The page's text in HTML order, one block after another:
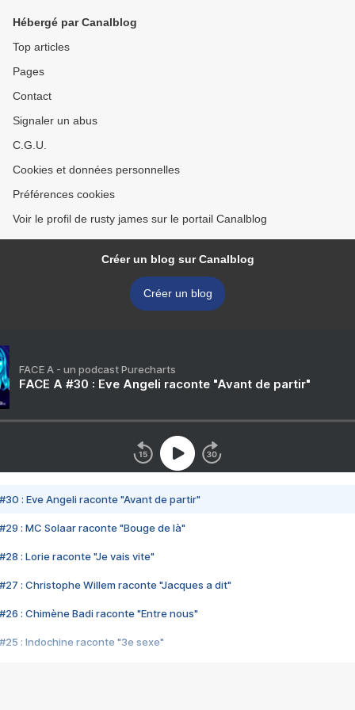
Hébergé par Canalblog
Top articles
Pages
Contact
Signaler un abus
C.G.U.
Cookies et données personnelles
Préférences cookies
Voir le profil de rusty james sur le portail Canalblog
Créer un blog sur Canalblog
Créer un blog
FACE A - un podcast Purecharts
FACE A #30 : Eve Angeli raconte "Avant de partir"
#30 : Eve Angeli raconte "Avant de partir"
#29 : MC Solaar raconte "Bouge de là"
#28 : Lorie raconte "Je vais vite"
#27 : Christophe Willem raconte "Jacques a dit"
#26 : Chimène Badi raconte "Entre nous"
#25 : Indochine raconte "3e sexe"